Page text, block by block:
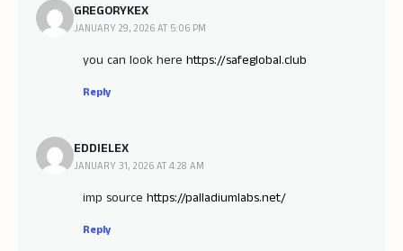
GREGORYKEX
JANUARY 29, 2026 AT 5:06 PM
you can look here https://safeglobal.club
Reply
EDDIELEX
JANUARY 31, 2026 AT 4:28 AM
imp source https://palladiumlabs.net/
Reply